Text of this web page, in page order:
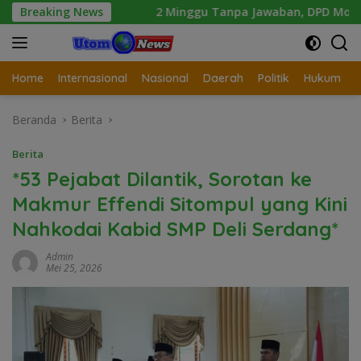
Langsung
ke
konten
Breaking News2 Minggu Tanpa Jawaban, DPD Mosi Sumut
Home Internasional Nasional Daerah Politik Hukum
Beranda Berita
Berita
*53 Pejabat Dilantik, Sorotan ke
Makmur Effendi Sitompul yang Kini
Nahkodai Kabid SMP Deli Serdang*
Admin
Mei 25, 2026